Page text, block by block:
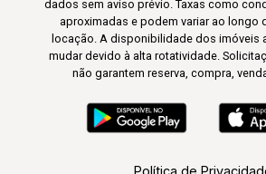
dados sem aviso prévio. Taxas como
aproximadas e podem variar ao longo
locação. A disponibilidade dos imóveis
mudar devido à alta rotatividade.
não garantem reserva, compra,
Política de